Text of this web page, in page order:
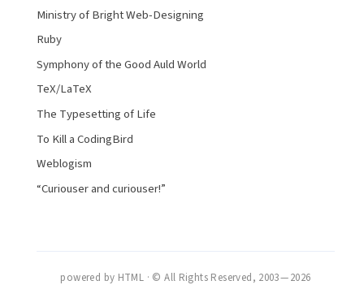
Ministry of Bright Web-Designing
Ruby
Symphony of the Good Auld World
TeX/LaTeX
The Typesetting of Life
To Kill a CodingBird
Weblogism
“Curiouser and curiouser!”
powered by HTML · © All Rights Reserved, 2003 — 2026